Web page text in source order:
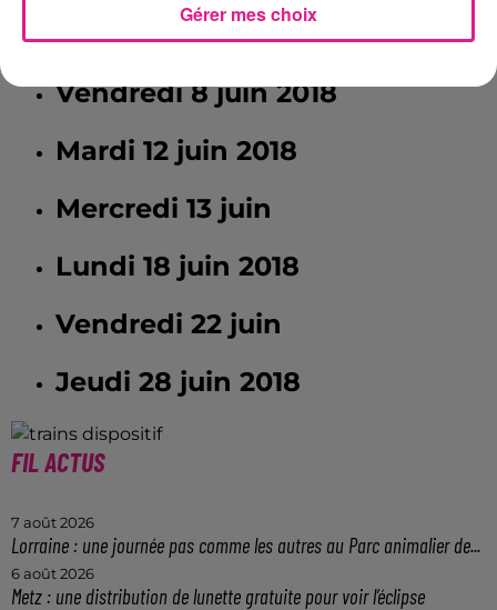
Jeudi 7 juin 2018
Vendredi 8 juin 2018
Mardi 12 juin 2018
Mercredi 13 juin
Lundi 18 juin 2018
Vendredi 22 juin
Jeudi 28 juin 2018
FIL ACTUS
7 août 2026
Lorraine : une journée pas comme les autres au Parc animalier de...
6 août 2026
Metz : une distribution de lunette gratuite pour voir l’éclipse
Gérer mes choix